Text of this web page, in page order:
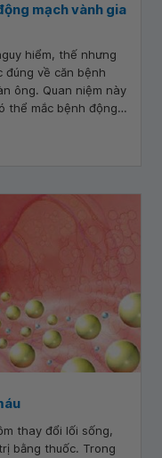
mạch vành gia
hiểm, thế nhưng
đúng về căn bệnh
ông. Quan niệm này
thể mắc bệnh động
thay đổi lối sống,
bằng thuốc. Trong